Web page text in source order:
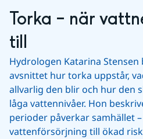
Torka – när
till
Hydrologen Katarina
avsnittet hur torka uppstår,
allvarlig den blir och hur den
låga vattennivåer. Hon
perioder påverkar samhället
vattenförsörjning till ökad